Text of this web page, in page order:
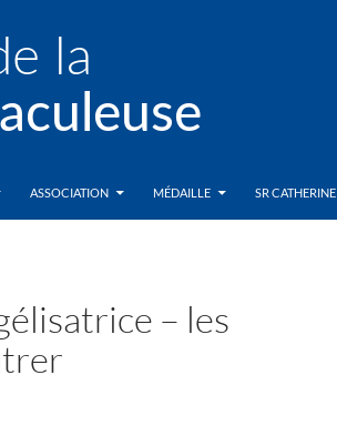
ASSOCIATION MÉDAILLE SR CATHERINE
– les